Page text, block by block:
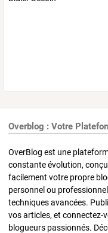
Overblog : Votre
OverBlog est une
constante évolution,
facilement votre propre
personnel ou
techniques avancées.
vos articles, et connectez-
blogueurs passionnés.